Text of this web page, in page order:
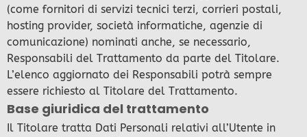
(come fornitori di servizi tecnici terzi, corrieri postali,
hosting provider, società informatiche, agenzie di
comunicazione) nominati anche, se necessario,
Responsabili del Trattamento da parte del Titolare.
L’elenco aggiornato dei Responsabili potrà sempre
essere richiesto al Titolare del Trattamento.
Base giuridica del trattamento
Il Titolare tratta Dati Personali relativi all’Utente in